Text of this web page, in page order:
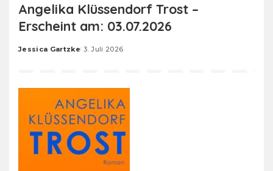
Angelika Klüssendorf Trost –
Erscheint am: 03.07.2026
Posted
Jessica Gartzke 3. Juli 2026